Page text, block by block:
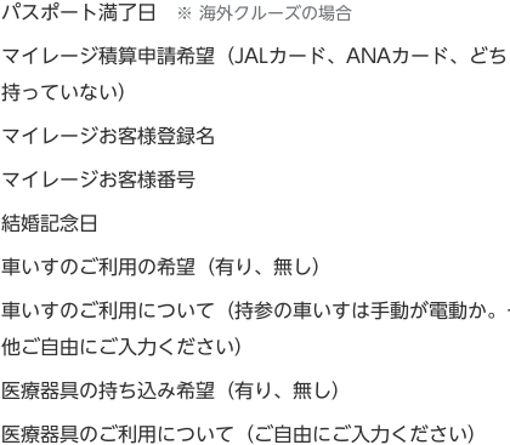
パスポート満了日 ※ 海外クルーズの場合
マイレージ積算申請希望（JALカード、ANAカード、どち
持っていない）
マイレージお客様登録名
マイレージお客様番号
結婚記念日
車いすのご利用の希望（有り、無し）
車いすのご利用について（持参の車いすは手動が電動か。
他ご自由にご入力ください）
医療器具の持ち込み希望（有り、無し）
医療器具のご利用について（ご自由にご入力ください）